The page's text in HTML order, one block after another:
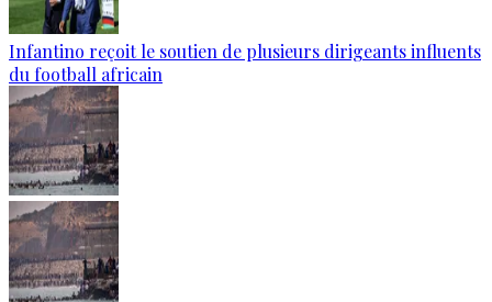
Infantino reçoit le soutien de plusieurs dirigeants influents
du football africain